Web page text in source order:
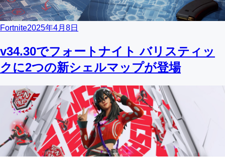
Fortnite2025年4月8日
v34.30でフォートナイト バリスティッ
クに2つの新シェルマップが登場